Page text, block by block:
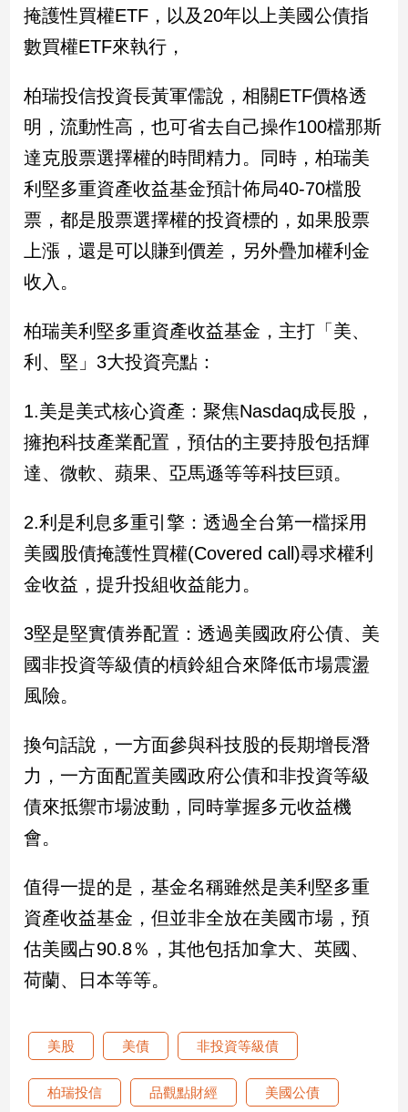
子/
感
情
術
／
文
創
／
電
影
薦
科
遊
戲
運
寵
物
Pet
影
音
專
區
合
作
媒
投
稿
專
【我
的
觀
點】
掩護性買權ETF，以及20年以上美國公債指
數買權ETF來執行，
柏瑞投信投資長黃軍儒說，相關ETF價格透
明，流動性高，也可省去自己操作100檔那斯
達克股票選擇權的時間精力。同時，柏瑞美
利堅多重資產收益基金預計佈局40-70檔股
票，都是股票選擇權的投資標的，如果股票
上漲，還是可以賺到價差，另外疊加權利金
收入。
柏瑞美利堅多重資產收益基金，主打「美、
利、堅」3大投資亮點：
1.美是美式核心資產：聚焦Nasdaq成長股，
擁抱科技產業配置，預估的主要持股包括輝
達、微軟、蘋果、亞馬遜等等科技巨頭。
2.利是利息多重引擎：透過全台第一檔採用
美國股債掩護性買權(Covered call)尋求權利
金收益，提升投組收益能力。
3堅是堅實債券配置：透過美國政府公債、美
國非投資等級債的槓鈴組合來降低市場震盪
風險。
換句話說，一方面參與科技股的長期增長潛
力，一方面配置美國政府公債和非投資等級
債來抵禦市場波動，同時掌握多元收益機
會。
值得一提的是，基金名稱雖然是美利堅多重
資產收益基金，但並非全放在美國市場，預
估美國占90.8％，其他包括加拿大、英國、
荷蘭、日本等等。
美股 美債 非投資等級債
柏瑞投信 品觀點財經 美國公債